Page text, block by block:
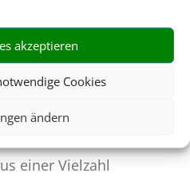
akzeptieren
Cookies
ändern
einer Vielzahl